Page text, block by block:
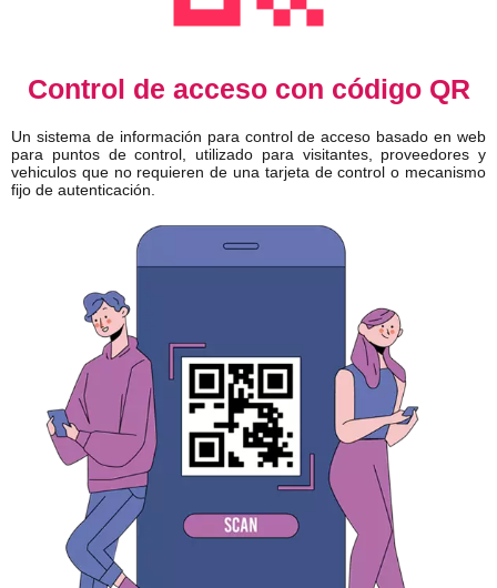
Control de acceso con código QR
Un sistema de información para control de acceso basado en web
para puntos de control, utilizado para visitantes, proveedores y
vehiculos que no requieren de una tarjeta de control o mecanismo
fijo de autenticación.